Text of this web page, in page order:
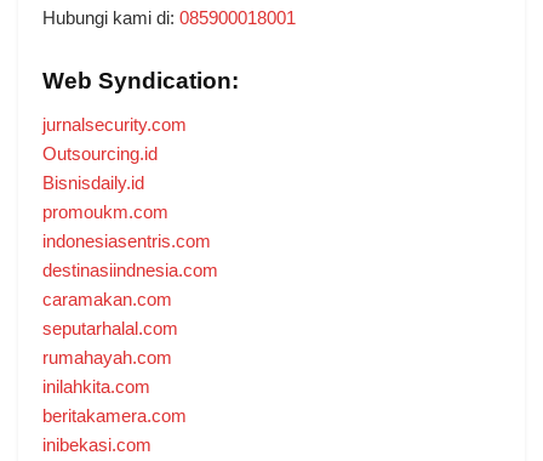
Hubungi kami di: 085900018001
Web Syndication:
jurnalsecurity.com
Outsourcing.id
Bisnisdaily.id
promoukm.com
indonesiasentris.com
destinasiindnesia.com
caramakan.com
seputarhalal.com
rumahayah.com
inilahkita.com
beritakamera.com
inibekasi.com